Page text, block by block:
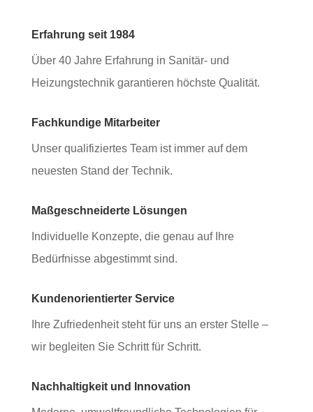
Erfahrung seit 1984
Über 40 Jahre Erfahrung in Sanitär- und
Heizungstechnik garantieren höchste Qualität.
Fachkundige Mitarbeiter
Unser qualifiziertes Team ist immer auf dem
neuesten Stand der Technik.
Maßgeschneiderte Lösungen
Individuelle Konzepte, die genau auf Ihre
Bedürfnisse abgestimmt sind.
Kundenorientierter Service
Ihre Zufriedenheit steht für uns an erster Stelle –
wir begleiten Sie Schritt für Schritt.
Nachhaltigkeit und Innovation